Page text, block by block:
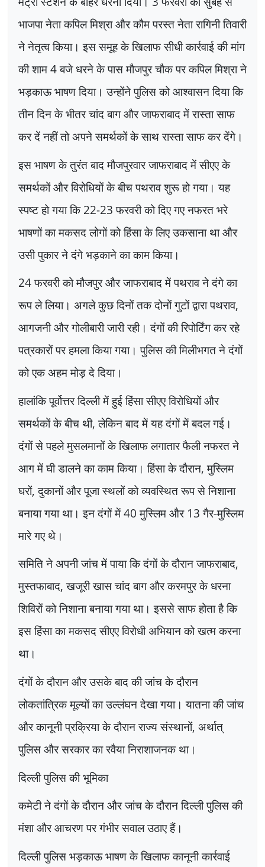
भाजपा नेता कपिल मिश्रा और कौम परस्त नेता रागिनी तिवारी
ने नेतृत्व किया। इस समूह के खिलाफ सीधी कार्रवाई की मांग
की शाम4बजे धरने के पास मौजपुर चौक पर कपिल मिश्रा ने
भड़काऊ भाषण दिया। उन्होंने पुलिस को आश्वासन दिया कि
तीन दिन के भीतर चांद बाग और जाफराबाद में रास्ता साफ
कर दें नहीं तो अपने समर्थकों के साथ रास्ता साफ कर देंगे।
इस भाषण के तुरंत बाद मौजपुरवार जाफराबाद में सीएए के
समर्थकों और विरोधियों के बीच पथराव शुरू हो गया। यह
स्पष्ट हो गया कि22-23फरवरी को दिए गए नफरत भरे
भाषणों का मकसद लोगों को हिंसा के लिए उकसाना था और
उसी पुकार ने दंगे भड़काने का काम किया।
24फरवरी को मौजपुर और जाफराबाद में पथराव ने दंगे का
रूप ले लिया। अगले कुछ दिनों तक दोनों गुटों द्वारा पथराव,
आगजनी और गोलीबारी जारी रही। दंगों की रिपोर्टिंग कर रहे
पत्रकारों पर हमला किया गया। पुलिस की मिलीभगत ने दंगों
को एक अहम मोड़ दे दिया।
हालांकि पूर्वोत्तर दिल्ली में हुई हिंसा सीएए विरोधियों और
समर्थकों के बीच थी,लेकिन बाद में यह दंगों में बदल गई।
दंगों से पहले मुसलमानों के खिलाफ लगातार फैली नफरत ने
आग में घी डालने का काम किया। हिंसा के दौरान,मुस्लिम
घरों,दुकानों और पूजा स्थलों को व्यवस्थित रूप से निशाना
बनाया गया था। इन दंगों में40मुस्लिम और 13गैर-मुस्लिम
मारे गए थे।
समिति ने अपनी जांच में पाया कि दंगों के दौरान जाफराबाद,
मुस्तफाबाद,खजूरी खास चांद बाग और करमपुर के धरना
शिविरों को निशाना बनाया गया था। इससे साफ होता है कि
इस हिंसा का मकसद सीएए विरोधी अभियान को खत्म करना
था।
दंगों के दौरान और उसके बाद की जांच के दौरान
लोकतांत्रिक मूल्यों का उल्लंघन देखा गया। यातना की जांच
और कानूनी प्रक्रिया के दौरान राज्य संस्थानों, अर्थात्
पुलिस और सरकार का रवैया निराशाजनक था।
दिल्ली पुलिस की भूमिका
कमेटी ने दंगों के दौरान और जांच के दौरान दिल्ली पुलिस की
मंशा और आचरण पर गंभीर सवाल उठाए हैं।
दिल्ली पुलिस भड़काऊ भाषण के खिलाफ कानूनी कार्रवाई